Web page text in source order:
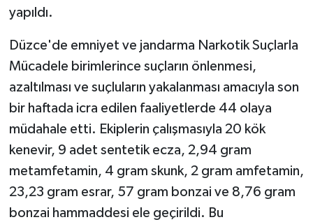
yapıldı.
Düzce'de emniyet ve jandarma Narkotik Suçlarla
Mücadele birimlerince suçların önlenmesi,
azaltılması ve suçluların yakalanması amacıyla son
bir haftada icra edilen faaliyetlerde 44 olaya
müdahale etti. Ekiplerin çalışmasıyla 20 kök
kenevir, 9 adet sentetik ecza, 2,94 gram
metamfetamin, 4 gram skunk, 2 gram amfetamin,
23,23 gram esrar, 57 gram bonzai ve 8,76 gram
bonzai hammaddesi ele geçirildi. Bu